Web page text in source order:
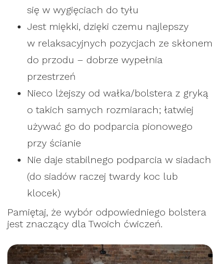
się w wygięciach do tyłu
Jest miękki, dzięki czemu najlepszy
w relaksacyjnych pozycjach ze skłonem
do przodu – dobrze wypełnia
przestrzeń
Nieco lżejszy od wałka/bolstera z gryką
o takich samych rozmiarach; łatwiej
używać go do podparcia pionowego
przy ścianie
Nie daje stabilnego podparcia w siadach
(do siadów raczej twardy koc lub
klocek)
Pamiętaj, że wybór odpowiedniego bolstera
jest znaczący dla Twoich ćwiczeń.